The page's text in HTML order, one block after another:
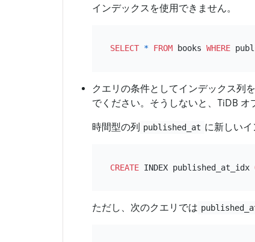
インデックスを使用できません。
SELECT * FROM books WHERE
クエリの条件としてインデックス列
でください。そうしないと、TiDB オ
時間型の列 published_at に新しいイ
CREATE INDEX published_at_idx
ただし、次のクエリでは